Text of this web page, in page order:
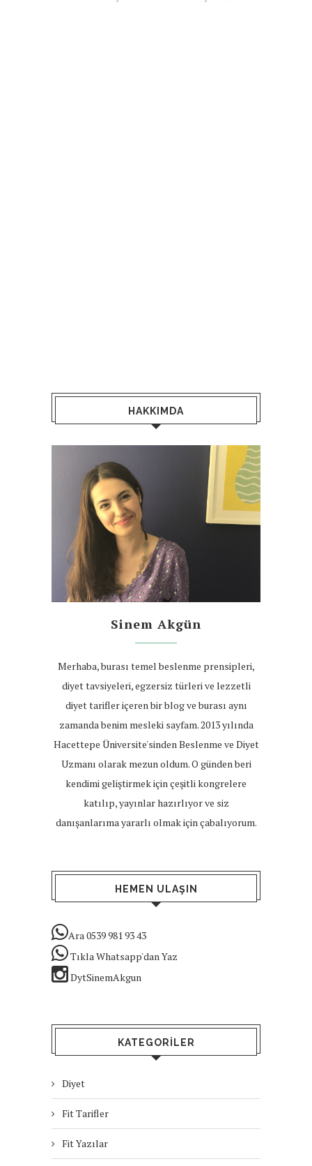
HAKKIMDA
Sinem Akgün
Merhaba, burası temel beslenme prensipleri,
diyet tavsiyeleri, egzersiz türleri ve lezzetli
diyet tarifler içeren bir blog ve burası aynı
zamanda benim mesleki sayfam. 2013 yılında
Hacettepe Üniversite'sinden Beslenme ve Diyet
Uzmanı olarak mezun oldum. O günden beri
kendimi geliştirmek için çeşitli kongrelere
katılıp, yayınlar hazırlıyor ve siz
danışanlarıma yararlı olmak için çabalıyorum.
HEMEN ULAŞIN
Ara 0539 981 93 43
Tıkla Whatsapp'dan Yaz
DytSinemAkgun
KATEGORILER
Diyet
Fit Tarifler
Fit Yazılar